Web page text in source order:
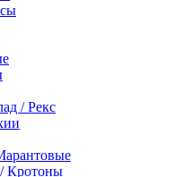
/ Рекс
Кротоны